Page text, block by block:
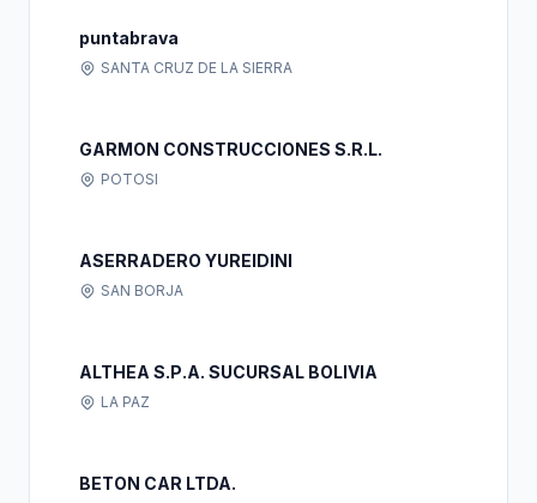
puntabrava
SANTA CRUZ DE LA SIERRA
GARMON CONSTRUCCIONES S.R.L.
POTOSI
ASERRADERO YUREIDINI
SAN BORJA
ALTHEA S.P.A. SUCURSAL BOLIVIA
LA PAZ
BETON CAR LTDA.